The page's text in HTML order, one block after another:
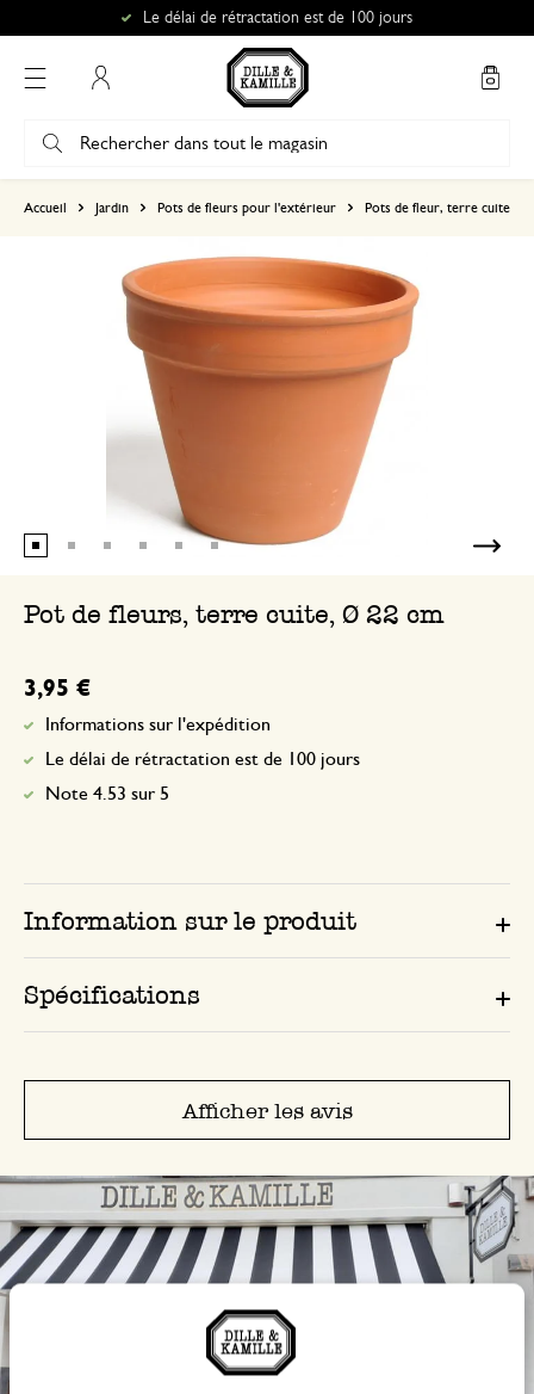
Le délai de rétractation est de 100 jours
Accueil Jardin Pots de fleurs pour l'extérieur Pots de fleur, terre cuite
Pot de fleurs, terre cuite, Ø 22 cm
3,95 €
Informations sur l'expédition
Le délai de rétractation est de 100 jours
Note 4.53 sur 5
Information sur le produit
Spécifications
Afficher les avis
4
3
Les pots mal emballés sont
commandé chez VBS et Truffaut aucun
3 juillet 2025
Nous vous remercions pour votre